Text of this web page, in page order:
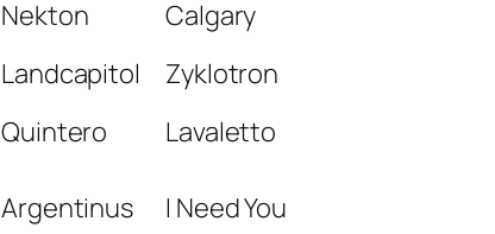
Nekton
Calgary
Landcapitol
Zyklotron
Quintero Lavaletto
Argentinus
I Need You